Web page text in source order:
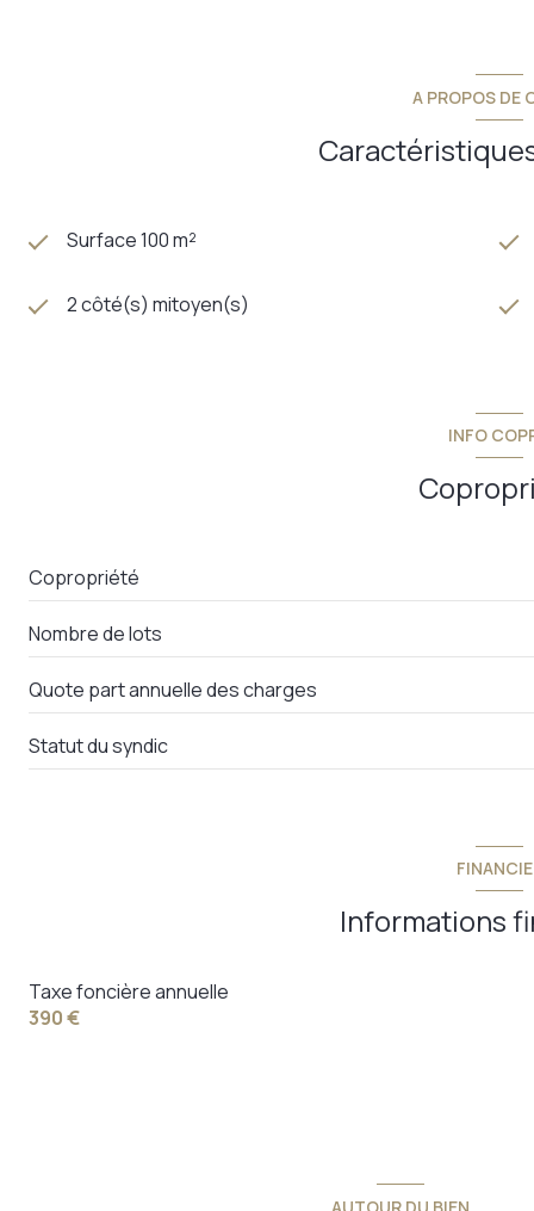
A PROPOS DE
Surface 100 m²
2 côté(s) mitoyen(s)
INFO
Copropriété
Nombre de lots
Quote part annuelle des charges
Statut du syndic
Informations
Taxe foncière annuelle
390 €
AUTOUR DU BIEN